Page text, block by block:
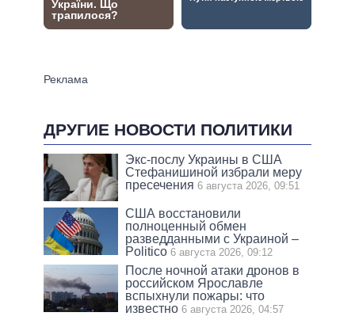
ДРУГИЕ НОВОСТИ ПОЛИТИКИ
Экс-послу Украины в США
Стефанишиной избрали меру
пресечения 6 августа 2026, 09:51
США восстановили
полноценный обмен
разведданными с Украиной –
Politico 6 августа 2026, 09:12
После ночной атаки дронов в
российском Ярославле
вспыхнули пожары: что
известно 6 августа 2026, 04:57